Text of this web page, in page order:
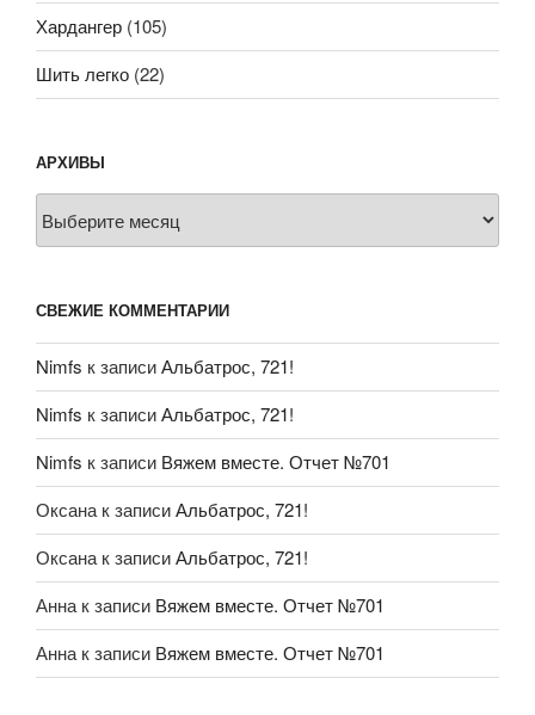
Хардангер (105)
Шить легко (22)
АРХИВЫ
СВЕЖИЕ КОММЕНТАРИИ
Nimfs к записиАльбатрос, 721!
Nimfs к записиАльбатрос, 721!
Nimfs к записи Вяжем вместе. Отчет №701
Оксана к записиАльбатрос, 721!
Оксана к записиАльбатрос, 721!
Анна к записи Вяжем вместе. Отчет №701
Анна к записи Вяжем вместе. Отчет №701